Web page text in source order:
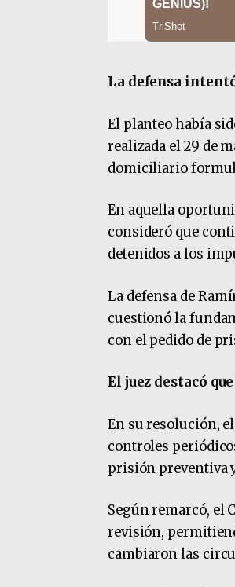
La defensa
El planteo había
realizada el 29 de
domiciliario
En aquella
consideró que
detenidos a los
La defensa de
cuestionó la
con el pedido de
El juez destacó
En su resolución,
controles
prisión preventiva
Según remarcó, el
revisión,
cambiaron las